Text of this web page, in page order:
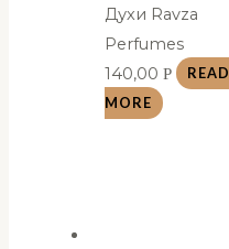
Духи Ravza
Perfumes
140,00Р
READ
MORE